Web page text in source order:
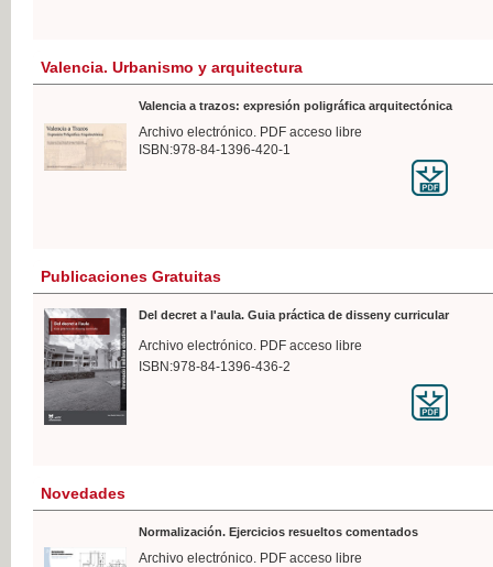
Valencia. Urbanismo y arquitectura
Valencia a trazos: expresión poligráfica arquitectónica
Archivo electrónico. PDF acceso libre
ISBN:978-84-1396-420-1
Publicaciones Gratuitas
Del decret a l'aula. Guia práctica de disseny curricular
Archivo electrónico. PDF acceso libre
ISBN:978-84-1396-436-2
Novedades
Normalización. Ejercicios resueltos comentados
Archivo electrónico. PDF acceso libre